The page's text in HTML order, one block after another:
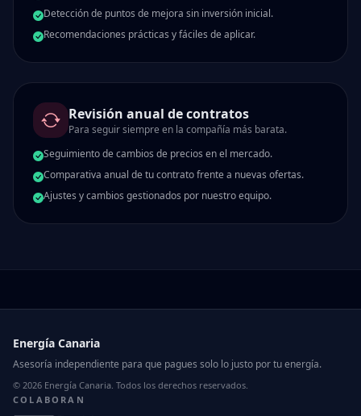
Detección de puntos de mejora sin inversión inicial.
Recomendaciones prácticas y fáciles de aplicar.
Revisión anual de contratos
Para seguir siempre en la compañía más barata.
Seguimiento de cambios de precios en el mercado.
Comparativa anual de tu contrato frente a nuevas ofertas.
Ajustes y cambios gestionados por nuestro equipo.
Energía Canaria
Asesoría independiente para que pagues solo lo justo por tu energía.
© 2026 Energía Canaria. Todos los derechos reservados.
COLABORAN